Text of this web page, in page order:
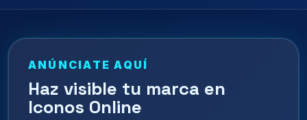
ANÚNCIATE AQUÍ
Haz visible tu marca en
Iconos Online